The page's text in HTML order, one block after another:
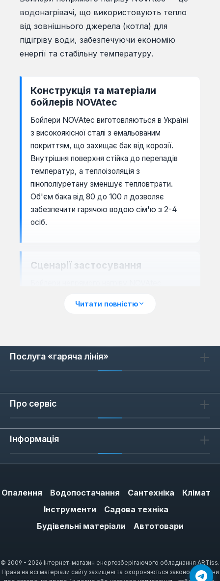
водонагрівачі, що використовують тепло
від зовнішнього джерела (котла) для
підігріву води, забезпечуючи економію
енергії та стабільну температуру.
Конструкція та матеріали
бойлерів NOVAtec
Бойлери NOVAtec виготовляються в Україні
з високоякісної сталі з емальованим
покриттям, що захищає бак від корозії.
Внутрішня поверхня стійка до перепадів
температур, а теплоізоляція з
пінополіуретану зменшує тепловтрати.
Об'єм бака від 80 до 100 л дозволяє
забезпечити гарячою водою сім'ю з 2-4
осіб.
Сценарії застосування
або газовим котлом. Вони підходять для
Вертикальне встановлення економить
простір, а вбудований ТЕН дозволяє
догрівати воду влітку без запуску котла.
Як обрати бойлер непрямого
нагріву NOVAtec
При виборі зверніть увагу на об'єм бака: 80
нагрівання від котла. Гарантія 5-7 років
підтверджує довговічність обладнання.
Доставка по Україні здійснюється з
Часті запитання
Читати повністю
Послуга «гаряча лінія»
Про сервіс
Інформація
Опалення Водопостачання Сантехніка
Клімат
Інструменти
Садова техніка
Будівельні матеріали
Автотовари
© 2009 - 2026 Інтернет-магазин енергозберігаючого обладнання ARTiss.
Права на всі матеріали сайту захищені та охороняються законом України